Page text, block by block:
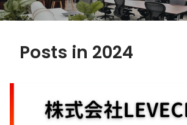
Posts in 2024